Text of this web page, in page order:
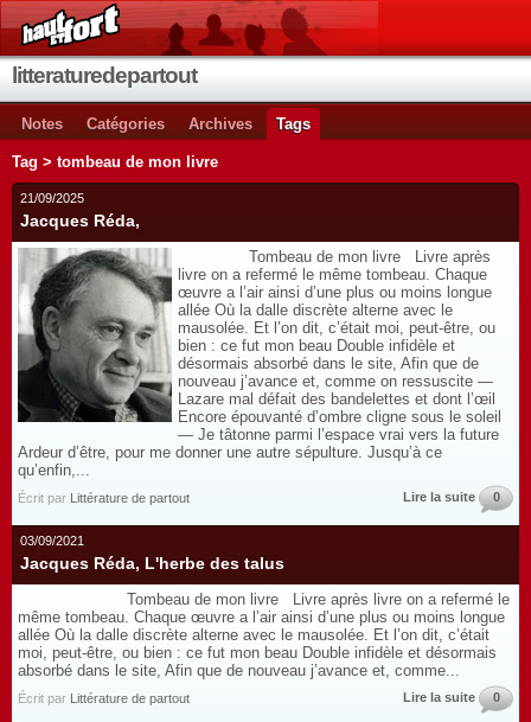
litteraturedepartout
Notes Catégories Archives Tags
Tag > tombeau de mon livre
21/09/2025
Jacques Réda,
Tombeau de mon livre Livre après
livre on a refermé le même tombeau. Chaque
œuvre a l’air ainsi d’une plus ou moins longue
allée Où la dalle discrète alterne avec le
mausolée. Et l’on dit, c’était moi, peut-être, ou
bien : ce fut mon beau Double infidèle et
désormais absorbé dans le site, Afin que de
nouveau j’avance et, comme on ressuscite —
Lazare mal défait des bandelettes et dont l’œil
Encore épouvanté d’ombre cligne sous le soleil
— Je tâtonne parmi l’espace vrai vers la future
Ardeur d’être, pour me donner une autre sépulture. Jusqu’à ce
qu’enfin,...
Écrit par Littérature de partout Lire la suite 0
03/09/2021
Jacques Réda, L'herbe des talus
Tombeau de mon livre Livre après livre on a refermé le
même tombeau. Chaque œuvre a l’air ainsi d’une plus ou moins longue
allée Où la dalle discrète alterne avec le mausolée. Et l’on dit, c’était
moi, peut-être, ou bien : ce fut mon beau Double infidèle et désormais
absorbé dans le site, Afin que de nouveau j’avance et, comme...
Écrit par Littérature de partout Lire la suite 0